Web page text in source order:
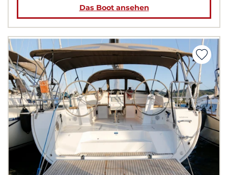
Das Boot ansehen